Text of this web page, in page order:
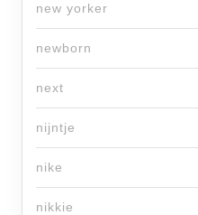
new yorker
newborn
next
nijntje
nike
nikkie